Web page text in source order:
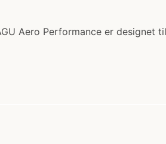
Aero Performance er designet